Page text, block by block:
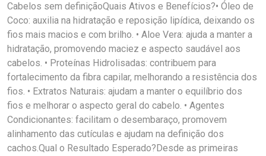
Cabelos sem definiçãoQuais Ativos e Benefícios?• Óleo de
Coco: auxilia na hidratação e reposição lipídica, deixando os
fios mais macios e com brilho. • Aloe Vera: ajuda a manter a
hidratação, promovendo maciez e aspecto saudável aos
cabelos. • Proteínas Hidrolisadas: contribuem para
fortalecimento da fibra capilar, melhorando a resistência dos
fios. • Extratos Naturais: ajudam a manter o equilíbrio dos
fios e melhorar o aspecto geral do cabelo. • Agentes
Condicionantes: facilitam o desembaraço, promovem
alinhamento das cutículas e ajudam na definição dos
cachos.Qual o Resultado Esperado?Desde as primeiras